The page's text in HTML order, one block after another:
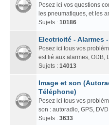
Posez ici vos questions
les pneumatiques, et les
Sujets : 10186
Electricité - Alarmes
Posez ici tous vos
est lié aux alarmes, ODB,
Sujets : 14013
Image et son
Téléphone)
Posez ici tous vos
son : autoradio, GPS,
Sujets : 3633